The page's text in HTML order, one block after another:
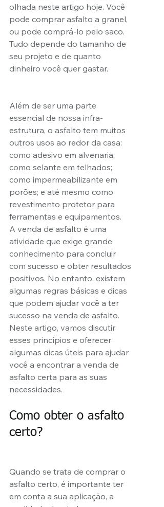
olhada neste artigo hoje. Você
pode comprar asfalto a granel,
ou pode comprá-lo pelo saco.
Tudo depende do tamanho de
seu projeto e de quanto
dinheiro você quer gastar.
Além de ser uma parte
essencial de nossa infra-
estrutura, o asfalto tem muitos
outros usos ao redor da casa:
como adesivo em alvenaria;
como selante em telhados;
como impermeabilizante em
porões; e até mesmo como
revestimento protetor para
ferramentas e equipamentos.
A venda de asfalto é uma
atividade que exige grande
conhecimento para concluir
com sucesso e obter resultados
positivos. No entanto, existem
algumas regras básicas e dicas
que podem ajudar você a ter
sucesso na venda de asfalto.
Neste artigo, vamos discutir
esses princípios e oferecer
algumas dicas úteis para ajudar
você a encontrar a venda de
asfalto certa para as suas
necessidades.
Como obter o asfalto
certo?
Quando se trata de comprar o
asfalto certo, é importante ter
em conta a sua aplicação, a